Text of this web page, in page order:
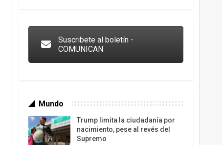
Suscribete al boletín -
COMUNICAN
Mundo
Trump limita la ciudadanía por
nacimiento, pese al revés del
Supremo